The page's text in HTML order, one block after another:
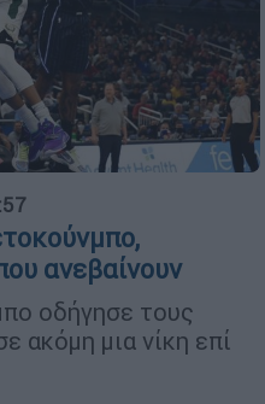
ανεβαίνουν
οδήγησε τους
ακόμη μια νίκη επί